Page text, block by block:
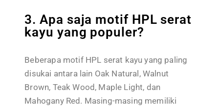
3. Apa saja motif HPL serat
kayu yang populer?
Beberapa motif HPL serat kayu yang paling
disukai antara lain Oak Natural, Walnut
Brown, Teak Wood, Maple Light, dan
Mahogany Red. Masing-masing memiliki